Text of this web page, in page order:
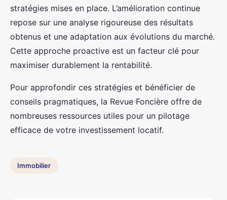
stratégies mises en place. L’amélioration continue
repose sur une analyse rigoureuse des résultats
obtenus et une adaptation aux évolutions du marché.
Cette approche proactive est un facteur clé pour
maximiser durablement la rentabilité.
Pour approfondir ces stratégies et bénéficier de
conseils pragmatiques, la Revue Foncière offre de
nombreuses ressources utiles pour un pilotage
efficace de votre investissement locatif.
Immobilier